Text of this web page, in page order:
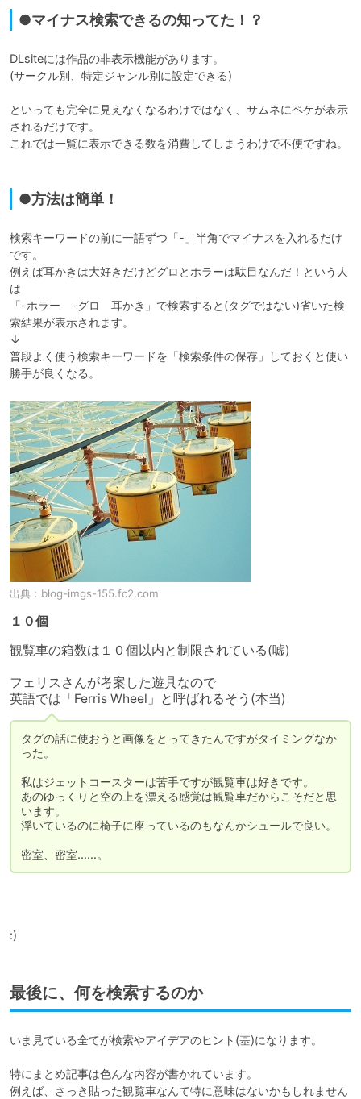
●マイナス検索できるの知ってた！？
DLsiteには作品の非表示機能があります。
(サークル別、特定ジャンル別に設定できる)
といっても完全に見えなくなるわけではなく、サムネにペケが表示
されるだけです。
これでは一覧に表示できる数を消費してしまうわけで不便ですね。
●方法は簡単！
検索キーワードの前に一語ずつ「-」半角でマイナスを入れるだけ
です。
例えば耳かきは大好きだけどグロとホラーは駄目なんだ！という人
は
「-ホラー　-グロ　耳かき」で検索すると(タグではない)省いた検
索結果が表示されます。
↓
普段よく使う検索キーワードを「検索条件の保存」しておくと使い
出典： blog-imgs-155.fc2.com
１０個
観覧車の箱数は１０個以内と制限されている(嘘)
フェリスさんが考案した遊具なので
英語では「Ferris Wheel」と呼ばれるそう(本当)
タグの話に使おうと画像をとってきたんですがタイミングなか
った。
私はジェットコースターは苦手ですが観覧車は好きです。
あのゆっくりと空の上を漂える感覚は観覧車だからこそだと思
います。
浮いているのに椅子に座っているのもなんかシュールで良い。
密室、密室……。
:)
最後に、何を検索するのか
いま見ている全てが検索やアイデアのヒント(基)になります。
特にまとめ記事は色んな内容が書かれています。
例えば、さっき貼った観覧車なんて特に意味はないかもしれません